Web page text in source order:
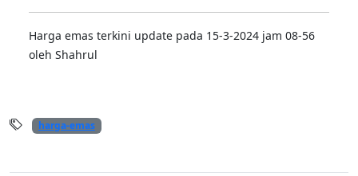
Harga emas terkini update pada 15-3-2024 jam 08-56
oleh Shahrul
harga-emas